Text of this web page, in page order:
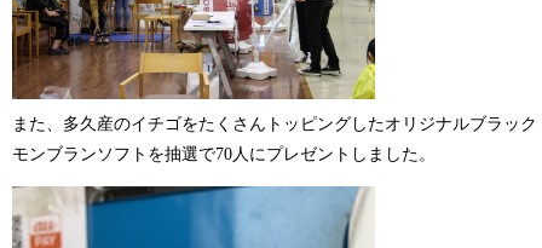
また、多久産のイチゴをたくさんトッピングしたオリジナルブラック
モンブランソフトを抽選で70人にプレゼントしました。